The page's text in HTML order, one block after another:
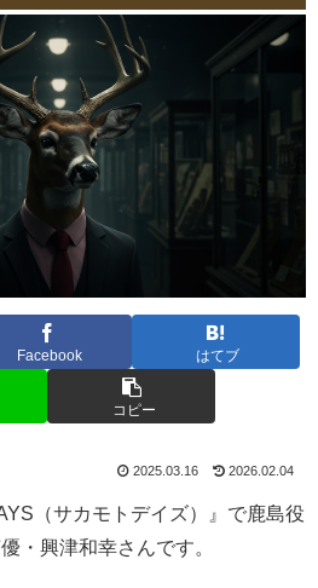
Facebook はてブ
コピー
2025.03.16 2026.02.04
（サカモトデイズ）』で鹿島役
・興津和幸さんです。